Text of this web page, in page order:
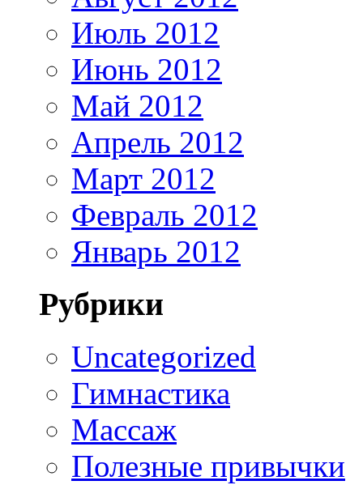
Июль 2012
Июнь 2012
Май 2012
Апрель 2012
Март 2012
Февраль 2012
Январь 2012
Рубрики
Uncategorized
Гимнастика
Массаж
Полезные привычки